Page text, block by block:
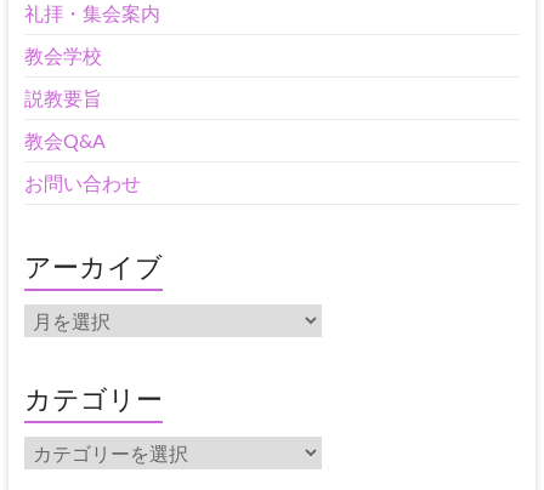
礼拝・集会案内
教会学校
説教要旨
教会Q&A
お問い合わせ
アーカイブ
ア
ー
イ
ブ
カテゴリー
カ
テ